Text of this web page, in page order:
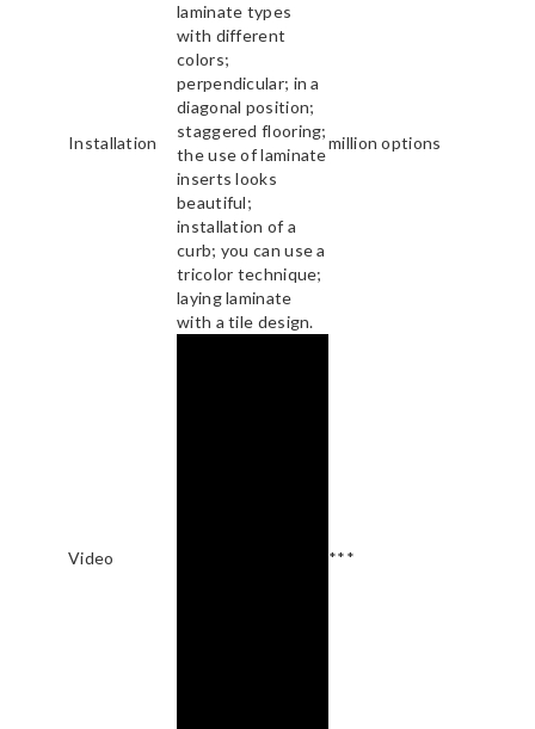
Installation
laminate types
with different
colors;
perpendicular; in a
diagonal position;
staggered flooring;
the use of laminate
inserts looks
beautiful;
installation of a
curb; you can use a
tricolor technique;
laying laminate
with a tile design.
million options
Video ***